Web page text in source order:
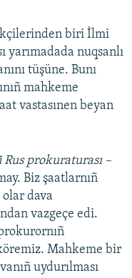
biri İlmi
yarımadada nuqsanlı
tüşüne. Bunı
mahkeme
vastasınen beyan
Rus prokuraturası –
Biz şaatlarnıñ
dava
vazgeçe edi.
Mahkeme bir
uydurılması